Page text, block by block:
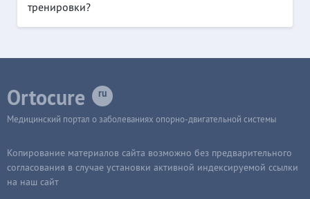
тренировки?
Ortocure
Медицинский портал о заболеваниях опорно-двигательной системы
Копирование материалов сайта возможно без предварительного
согласования в случае установки активной индексируемой ссылки
на наш сайт